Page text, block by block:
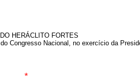
HERÁCLITO FORTES
Congresso Nacional, no exercício da
*